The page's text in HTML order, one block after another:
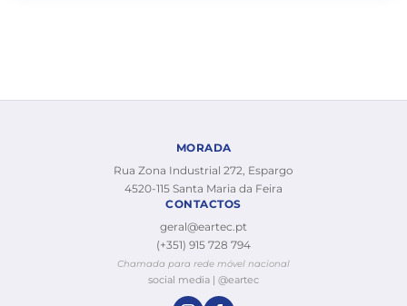
MORADA
Rua Zona Industrial 272, Espargo
4520-115 Santa Maria da Feira
CONTACTOS
geral@eartec.pt
(+351) 915 728 794
Chamada para rede móvel nacional
social media | @eartec